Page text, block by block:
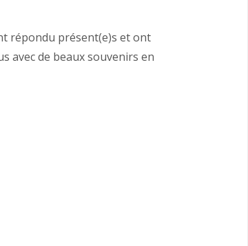
répondu présent(e)s et ont
avec de beaux souvenirs en